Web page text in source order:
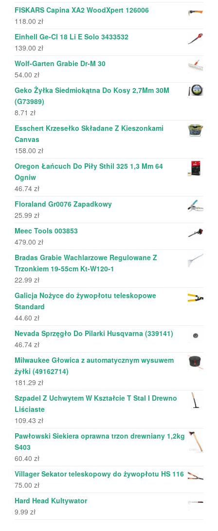
FISKARS Capina XA2 WoodXpert 126006
118.00 zł
Einhell Ge-Cl 18 Li E Solo 3433532
139.00 zł
Wolf-Garten Grabie Dr-M 30
54.00 zł
Geko Żyłka Siedmiokątna Do Kosy 2,7Mm 30M
(G73989)
8.71 zł
Esschert Krzesełko Składane Z Kieszonkami
Canvas
158.00 zł
Oregon Łańcuch Do Piły Sthil 325 1,3 Mm 64
Ogniw
46.74 zł
Floraland Gr0076 Zapadkowy
25.99 zł
Meec Tools 003853
479.00 zł
Bradas Grabie Wachlarzowe Regulowane Z
Trzonkiem 19-55cm Kt-W120-1
22.99 zł
Galicja Nożyce do żywopłotu teleskopowe
Standard
44.60 zł
Nevada Sprzęgło Do Pilarki Husqvarna (339141)
46.74 zł
Milwaukee Głowica z automatycznym wysuwem
żyłki (49162714)
181.29 zł
Szpadel Z Uchwytem W Kształcie T Stal I Drewno
Liściaste
109.43 zł
Pawłowski Siekiera oprawna trzon drewniany 1,2kg
S403
60.40 zł
Villager Sekator teleskopowy do żywopłotu HS 116
75.00 zł
Hard Head Kultywator
9.99 zł